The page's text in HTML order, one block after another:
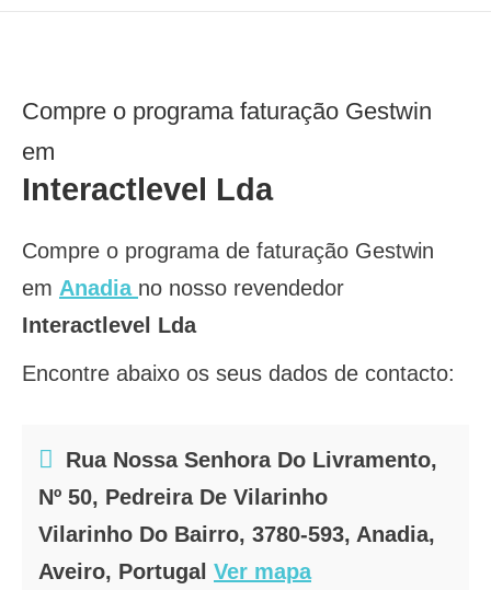
Compre o programa faturação Gestwin
em
Interactlevel Lda
Compre o programa de faturação Gestwin
em Anadia no nosso revendedor
Interactlevel Lda
Encontre abaixo os seus dados de contacto:
Rua Nossa Senhora Do Livramento,
Nº 50, Pedreira De Vilarinho
Vilarinho Do Bairro, 3780-593, Anadia,
Aveiro, Portugal Ver mapa